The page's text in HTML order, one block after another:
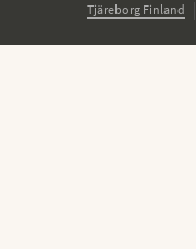
Tjäreborg Finland